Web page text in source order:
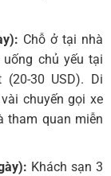
Chỗ ở tại nhà
uống chủ yếu tại
30 USD). Di
chuyến gọi xe
tham quan miễn
Khách sạn 3